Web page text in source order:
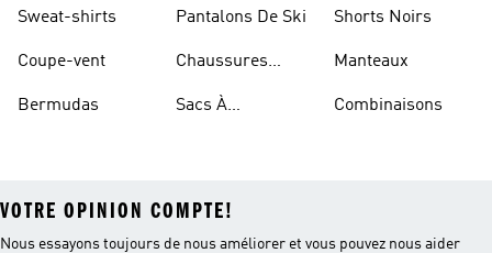
Sweat-shirts
Coupe-vent
Bermudas
Pantalons De Ski
Chaussures
Sacs À
Shorts Noirs
Manteaux
Combinaisons
VOTRE OPINION COMPTE!
Nous essayons toujours de nous améliorer et vous pouvez nous aider